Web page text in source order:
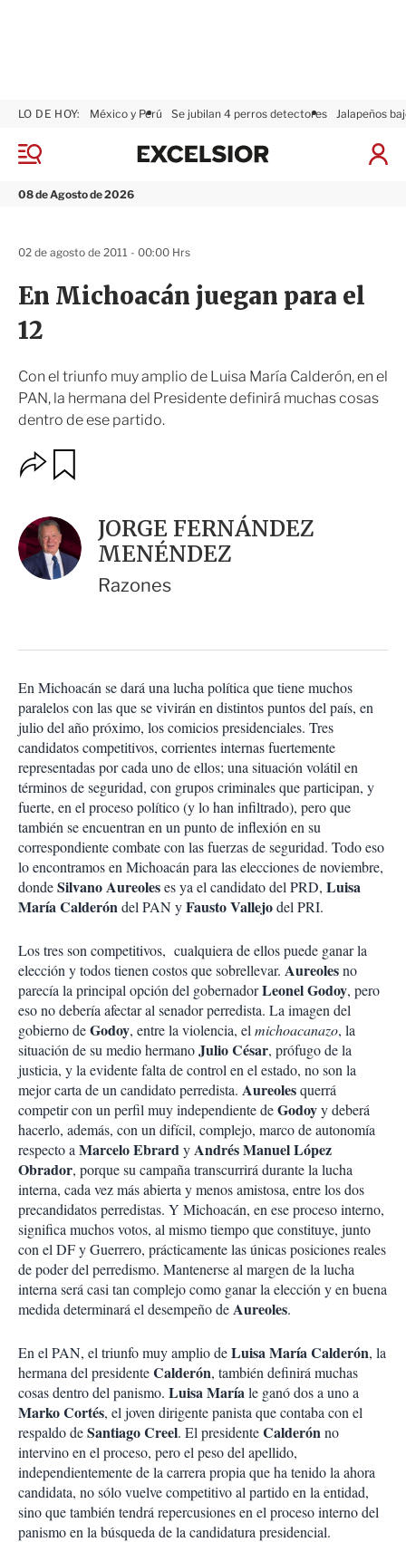
M
n
08 de Agosto de 2026
LO DE HOY: México y Perú Se jubilan 4 perros detectores Jalapeños
I
x
En Michoacán juegan para el
12
Con el triunfo muy amplio de Luisa María Calderón, en el
PAN, la hermana del Presidente definirá muchas cosas
dentro de ese partido.
02 de agosto de 2011 - 00:00 Hrs
O
p
o
n
e
s
o
p
a
r
t
i
r
a
r
JORGE FERNÁNDEZ
MENÉNDEZ
Razones
En Michoacán se dará una lucha política que tiene muchos
paralelos con las que se vivirán en distintos puntos del país, en
julio del año próximo, los comicios presidenciales. Tres
candidatos competitivos, corrientes internas fuertemente
representadas por cada uno de ellos; una situación volátil en
términos de seguridad, con grupos criminales que participan, y
fuerte, en el proceso político (y lo han infiltrado), pero que
también se encuentran en un punto de inflexión en su
correspondiente combate con las fuerzas de seguridad. Todo eso
lo encontramos en Michoacán para las elecciones de noviembre,
dondeSilvano Aureoleses ya el candidato del PRD, Luisa
María Calderóndel PAN yFausto Vallejodel PRI.
Los tres son competitivos, cualquiera de ellos puede ganar la
elección y todos tienen costos que sobrellevar. Aureolesno
parecía la principal opción del gobernadorLeonel Godoy, pero
eso no debería afectar al senador perredista. La imagen del
gobierno deGodoy, entre la violencia, el michoacanazo, la
situación de su medio hermanoJulio César, prófugo de la
justicia, y la evidente falta de control en el estado, no son la
mejor carta de un candidato perredista. Aureolesquerrá
competir con un perfil muy independiente deGodoyy deberá
hacerlo, además, con un difícil, complejo, marco de autonomía
respecto a Marcelo EbrardyAndrés Manuel López
Obrador, porque su campaña transcurrirá durante la lucha
interna, cada vez más abierta y menos amistosa, entre los dos
precandidatos perredistas. Y Michoacán, en ese proceso interno,
significa muchos votos, al mismo tiempo que constituye, junto
con el DF y Guerrero, prácticamente las únicas posiciones reales
de poder del perredismo. Mantenerse al margen de la lucha
interna será casi tan complejo como ganar la elección y en buena
medida determinará el desempeño deAureoles.
En el PAN, el triunfo muy amplio deLuisa María Calderón, la
hermana del presidenteCalderón, también definirá muchas
cosas dentro del panismo. Luisa Maríale ganó dos a uno a
Marko Cortés, el joven dirigente panista que contaba con el
respaldo deSantiago Creel. El presidenteCalderónno
intervino en el proceso, pero el peso del apellido,
independientemente de la carrera propia que ha tenido la ahora
candidata, no sólo vuelve competitivo al partido en la entidad,
sino que también tendrá repercusiones en el proceso interno del
panismo en la búsqueda de la candidatura presidencial.